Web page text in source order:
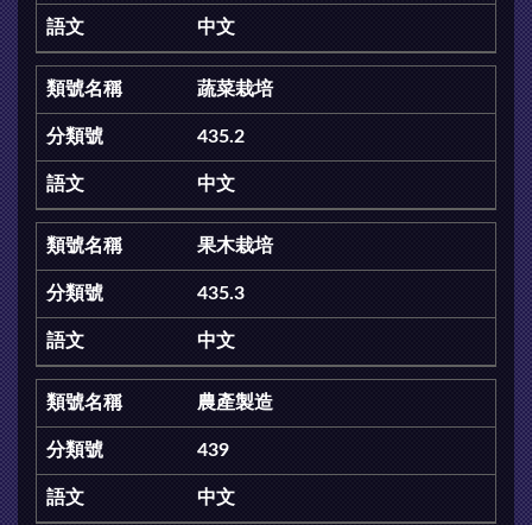
中文
蔬菜栽培
435.2
中文
果木栽培
435.3
中文
農產製造
439
中文